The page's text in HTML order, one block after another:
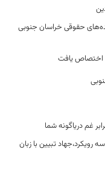
پرونده‌های حقوقی خراسان جنوبی
غم دریاگونه شما
رویکرد،جهاد تبیین با زبان